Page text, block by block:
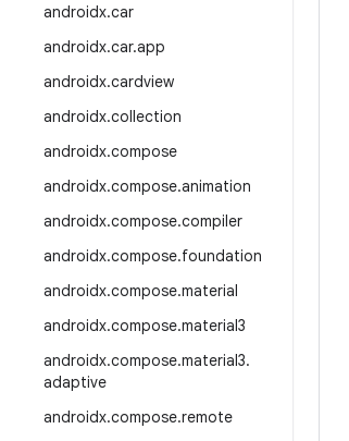
androidx.car
androidx.car.app
androidx.cardview
androidx.collection
androidx.compose
androidx.compose.animation
androidx.compose.compiler
androidx.compose.foundation
androidx.compose.material
androidx.compose.material3
androidx.compose.material3.
adaptive
androidx.compose.remote